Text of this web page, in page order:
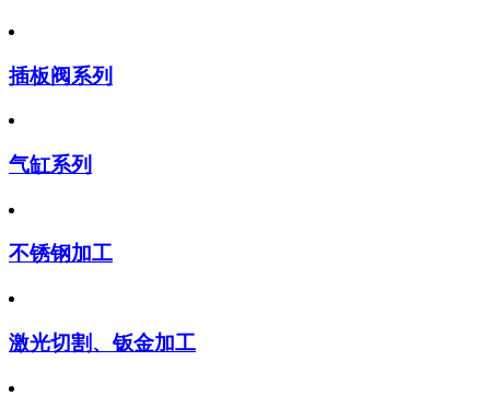
插板阀系列
气缸系列
不锈钢加工
激光切割、钣金加工